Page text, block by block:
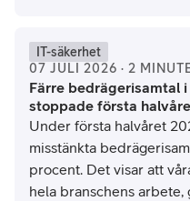
IT-säkerhet
07 JULI 2026 · 2
Färre bedrägerisamtal
stoppade första
Under första halvåret
misstänkta
procent. Det visar att
hela branschens